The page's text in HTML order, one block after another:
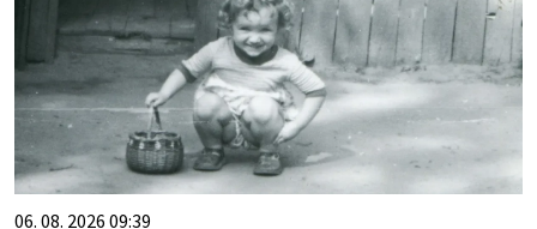
06. 08. 2026 09:39